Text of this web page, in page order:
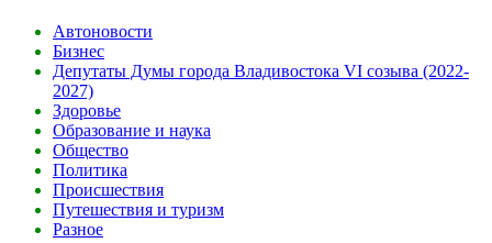
Автоновости
Бизнес
Депутаты Думы города Владивостока VI созыва (2022-
2027)
Здоровье
Образование и наука
Общество
Политика
Происшествия
Путешествия и туризм
Разное